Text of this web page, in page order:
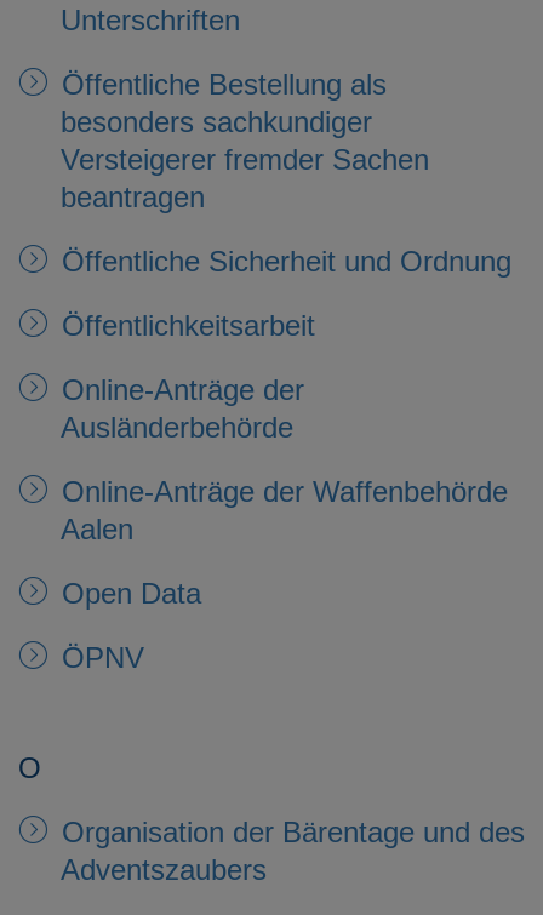
Unterschriften
Öffentliche Bestellung als
besonders sachkundiger
Versteigerer fremder Sachen
beantragen
Öffentliche Sicherheit und Ordnung
Öffentlichkeitsarbeit
Online-Anträge der
Ausländerbehörde
Online-Anträge der Waffenbehörde
Aalen
Open Data
ÖPNV
O
Organisation der Bärentage und des
Adventszaubers